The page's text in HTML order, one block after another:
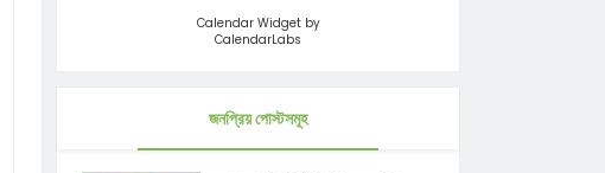
Calendar Widget by
CalendarLabs
জনপ্রিয় পোস্টসমূহ